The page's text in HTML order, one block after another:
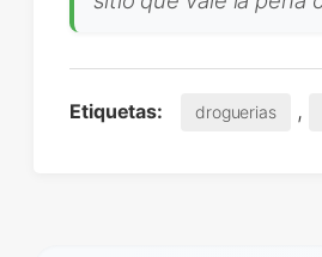
Etiquetas: droguerias ,